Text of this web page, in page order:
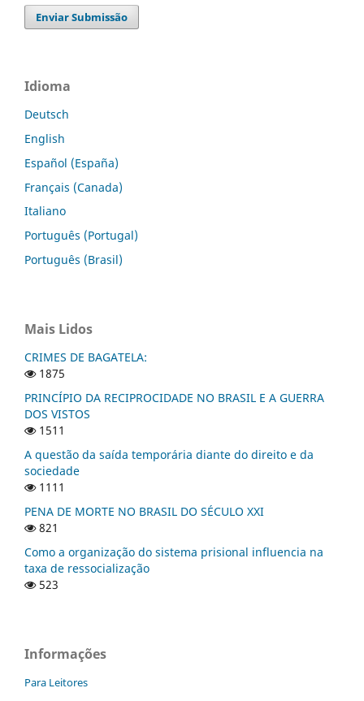
Enviar Submissão
Idioma
Deutsch
English
Español (España)
Français (Canada)
Italiano
Português (Portugal)
Português (Brasil)
Mais Lidos
CRIMES DE BAGATELA:
1875
PRINCÍPIO DA RECIPROCIDADE NO BRASIL E A GUERRA
DOS VISTOS
1511
A questão da saída temporária diante do direito e da
sociedade
1111
PENA DE MORTE NO BRASIL DO SÉCULO XXI
821
Como a organização do sistema prisional influencia na
taxa de ressocialização
523
Informações
Para Leitores